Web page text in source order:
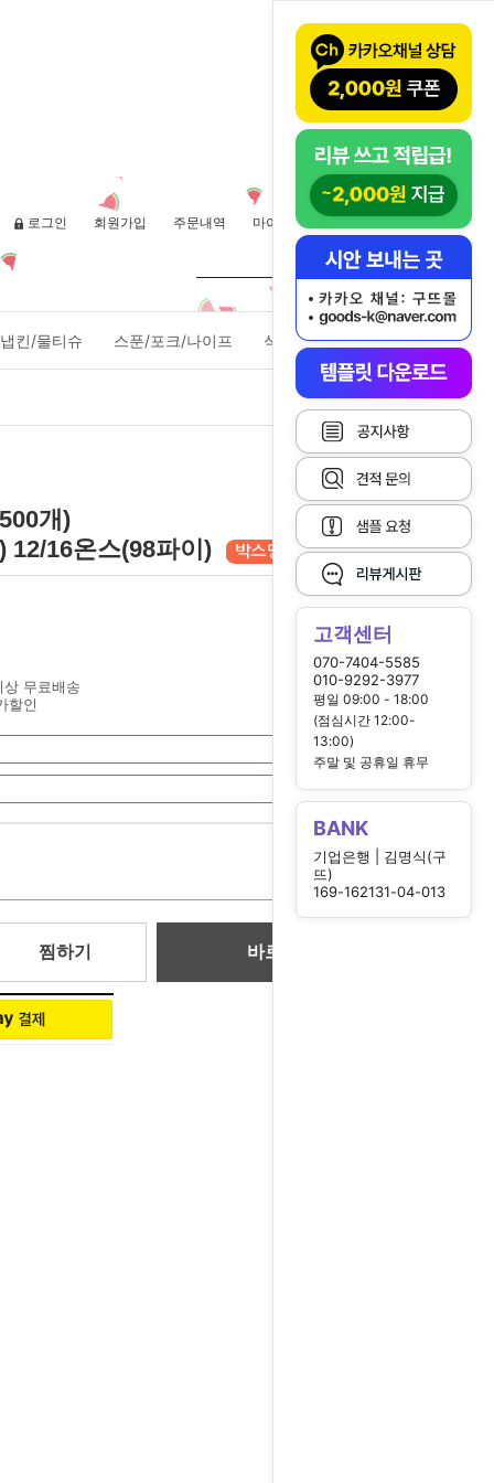
고객센터
070-7404-5585
010-9292-3977
평일 09:00 - 18:00
(점심시간 12:00-
13:00)
주말 및 공휴일 휴무
BANK
기업은행 | 김명식(구
뜨)
169-162131-04-013
로그인 회원가입 주문내역 마이페이지
냅킨/물티슈 스푼/포크/나이프 식품포장용기
개)
12/16온스(98파이)
무료배송
할인
0 원
찜하기 바로 구매